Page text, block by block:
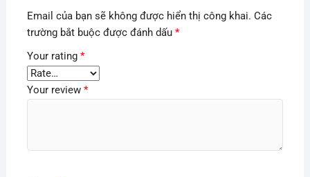
Email của bạn sẽ không được hiển thị công khai. Các
trường bắt buộc được đánh dấu *
Your rating *
Your review *